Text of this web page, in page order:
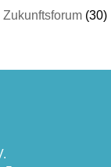
Zukunftsforum (30)